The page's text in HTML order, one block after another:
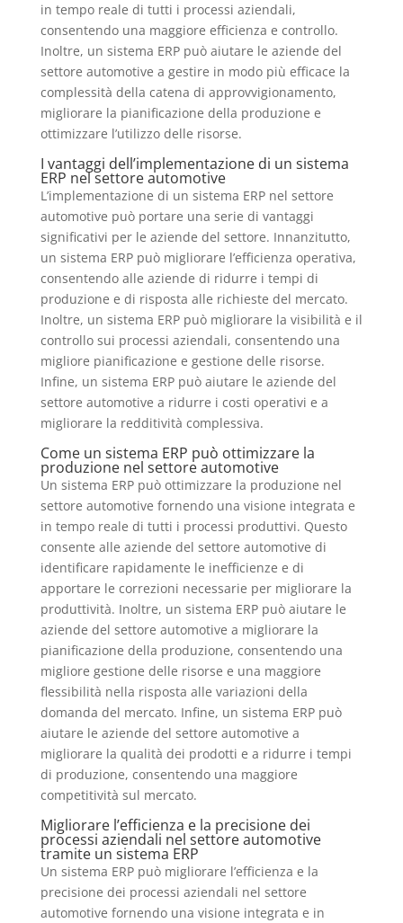
in tempo reale di tutti i processi aziendali,
consentendo una maggiore efficienza e controllo.
Inoltre, un sistema ERP può aiutare le aziende del
settore automotive a gestire in modo più efficace la
complessità della catena di approvvigionamento,
migliorare la pianificazione della produzione e
ottimizzare l’utilizzo delle risorse.
I vantaggi dell’implementazione di un sistema
ERP nel settore automotive
L’implementazione di un sistema ERP nel settore
automotive può portare una serie di vantaggi
significativi per le aziende del settore. Innanzitutto,
un sistema ERP può migliorare l’efficienza operativa,
consentendo alle aziende di ridurre i tempi di
produzione e di risposta alle richieste del mercato.
Inoltre, un sistema ERP può migliorare la visibilità e il
controllo sui processi aziendali, consentendo una
migliore pianificazione e gestione delle risorse.
Infine, un sistema ERP può aiutare le aziende del
settore automotive a ridurre i costi operativi e a
migliorare la redditività complessiva.
Come un sistema ERP può ottimizzare la
produzione nel settore automotive
Un sistema ERP può ottimizzare la produzione nel
settore automotive fornendo una visione integrata e
in tempo reale di tutti i processi produttivi. Questo
consente alle aziende del settore automotive di
identificare rapidamente le inefficienze e di
apportare le correzioni necessarie per migliorare la
produttività. Inoltre, un sistema ERP può aiutare le
aziende del settore automotive a migliorare la
pianificazione della produzione, consentendo una
migliore gestione delle risorse e una maggiore
flessibilità nella risposta alle variazioni della
domanda del mercato. Infine, un sistema ERP può
aiutare le aziende del settore automotive a
migliorare la qualità dei prodotti e a ridurre i tempi
di produzione, consentendo una maggiore
competitività sul mercato.
Migliorare l’efficienza e la precisione dei
processi aziendali nel settore automotive
tramite un sistema ERP
Un sistema ERP può migliorare l’efficienza e la
precisione dei processi aziendali nel settore
automotive fornendo una visione integrata e in